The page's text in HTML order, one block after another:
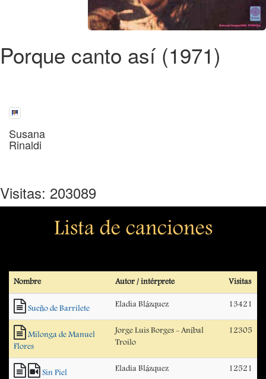
Porque canto así (1971)
Susana
Rinaldi
Visitas: 203089
Lista de canciones
Nombre Autor / intérprete Visitas
Sueño de Barrilete Eladia Blázquez 13421
Milonga de Manuel
Flores
Jorge Luis Borges - Aníbal
Troilo
12305
Sin Piel Eladia Blázquez 12521